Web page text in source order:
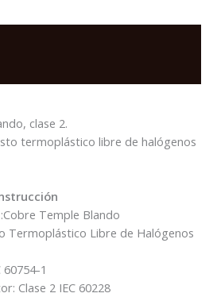
clase 2.
termoplástico libre de halógenos
Temple Blando
Termoplástico Libre de Halógenos
1
Clase 2 IEC 60228